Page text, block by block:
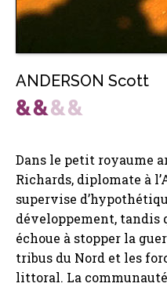
ANDERSON Scott
Dans le petit royaume
Richards, diplomate à
supervise
développement, tandis
échoue à stopper la
tribus du Nord et les
littoral. La